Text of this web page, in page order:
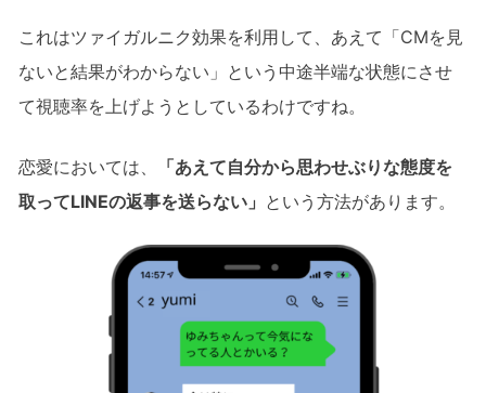
これはツァイガルニク効果を利用して、あえて「CMを見
ないと結果がわからない」という中途半端な状態にさせ
て視聴率を上げようとしているわけですね。
恋愛においては、
「あえて自分から思わせぶりな態度を
取ってLINEの返事を送らない」 という方法があります。